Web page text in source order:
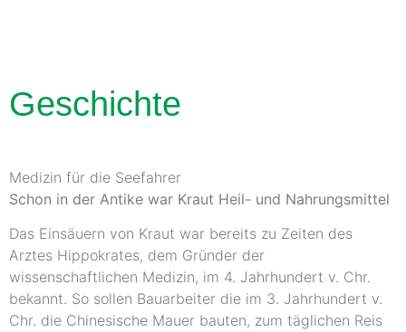
Geschichte
Medizin für die Seefahrer
Schon in der Antike war Kraut Heil- und Nahrungsmittel
Das Einsäuern von Kraut war bereits zu Zeiten des
Arztes Hippokrates, dem Gründer der
wissenschaftlichen Medizin, im 4. Jahrhundert v. Chr.
bekannt. So sollen Bauarbeiter die im 3. Jahrhundert v.
Chr. die Chinesische Mauer bauten, zum täglichen Reis